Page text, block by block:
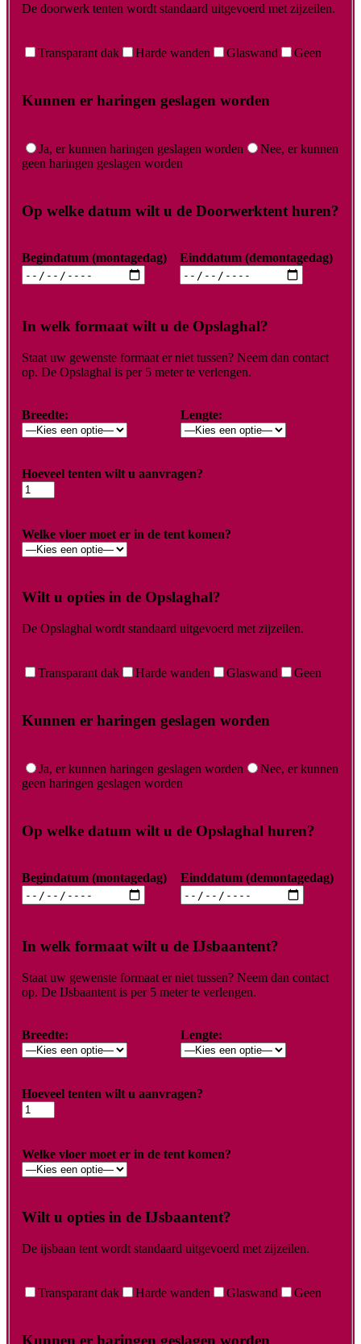
De doorwerk tenten wordt standaard uitgevoerd met zijzeilen.
Transparant dak Harde wanden Glaswand Geen
Kunnen er haringen geslagen worden
Ja, er kunnen haringen geslagen worden
Nee, er kunnen
geen haringen geslagen worden
Op welke datum wilt u de Doorwerktent huren?
Begindatum (montagedag) Einddatum (demontagedag)
In welk formaat wilt u de Opslaghal?
Staat uw gewenste formaat er niet tussen? Neem dan contact
op. De Opslaghal is per 5 meter te verlengen.
Breedte: Lengte:
Hoeveel tenten wilt u aanvragen?
Welke vloer moet er in de tent komen?
Wilt u opties in de Opslaghal?
De Opslaghal wordt standaard uitgevoerd met zijzeilen.
Transparant dak Harde wanden Glaswand Geen
Kunnen er haringen geslagen worden
Ja, er kunnen haringen geslagen worden
Nee, er kunnen
geen haringen geslagen worden
Op welke datum wilt u de Opslaghal huren?
Begindatum (montagedag) Einddatum (demontagedag)
In welk formaat wilt u de IJsbaantent?
Staat uw gewenste formaat er niet tussen? Neem dan contact
op. De IJsbaantent is per 5 meter te verlengen.
Breedte: Lengte:
Hoeveel tenten wilt u aanvragen?
Welke vloer moet er in de tent komen?
Wilt u opties in de IJsbaantent?
De ijsbaan tent wordt standaard uitgevoerd met zijzeilen.
Transparant dak Harde wanden Glaswand Geen
Kunnen er haringen geslagen worden